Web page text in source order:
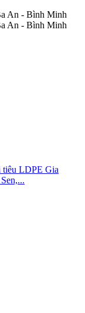
An - Bình Minh
An - Bình Minh
tiêu LDPE Gia